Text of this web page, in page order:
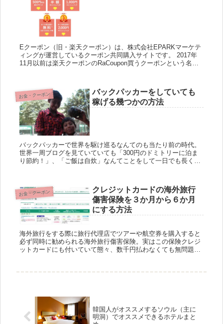
Eクーポン（旧・楽天クーポン）は、株式会社EPARKマーケテ
ィングが運営しているクーポン共同購入サイトです。 2017年
11月以前は楽天クーポンのRaCoupon買うクーポンという名前
お金・クーポン
バックパッカーをしていても
稼げる幾つかの方法
バックパッカーで世界を駆け巡るなんてのも当たり前の時代。
世界一周ブログを見ていていても「300円のドミトリーに泊ま
り節約！」、「ご飯は自炊」なんてことをして一日でも長く旅
お金・クーポン
クレジットカードの海外旅行
傷害保険を３か月から６か月
にする方法
海外旅行をする際に旅行代理店でツアーや航空券を購入すると
必ず同時に勧められる海外旅行傷害保険。実はこの保険クレジ
ットカードにも付いていて態々、数千円払わなくても無問題！
韓国人がオススメするソウル（主に
明洞）でオススメできるホテルまと